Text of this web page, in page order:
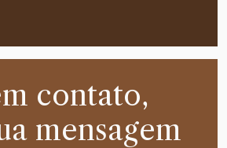
contato,
mensagem